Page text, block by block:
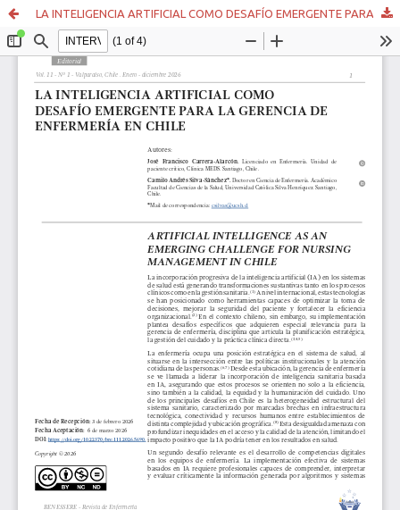
LA INTELIGENCIA ARTIFICIAL COMO DESAFÍO EMERGENTE PARA LA GERENCIA DE ENFERMERÍA EN CHILE